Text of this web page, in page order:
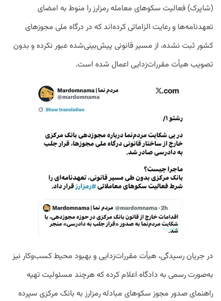
(شاپرک) فعالیت سکوهای معامله رمزارز را منوط به امضای
تعهدنامه‌ها و رعایت الزاماتی کرده‌اند که در درگاه ملی مجوزهای
کشور ثبت نشده، از مسیر قانونی پیش‌بینی‌شده عبور نکرده و بدون
تصویب هیأت مقررات‌زدایی اعمال شده است.
در جریان رسیدگی، هیأت مقررات‌زدایی و بهبود محیط کسب‌وکار نیز
به‌صورت رسمی به دادگاه اعلام کرده که هرچند مسئولیت تهیه
راهنمای صدور مجوز سکوهای مبادله رمزارز به بانک مرکزی سپرده